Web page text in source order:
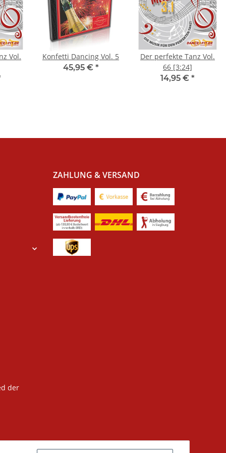
Vol.
Konfetti Dancing Vol. 5
45,95 € *
Der perfekte Tanz Vol.
66 [3:24]
14,95 € *
ZAHLUNG & VERSAND
der